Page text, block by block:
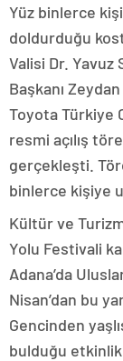
Yüz binlerce
doldurduğu
Valisi Dr.
Başkanı
Toyota Türkiye
resmi açılış
gerçekleşti.
binlerce kişiye
Kültür ve
Yolu Festivali
Adana’da
Nisan’dan bu
Gencinden
bulduğu